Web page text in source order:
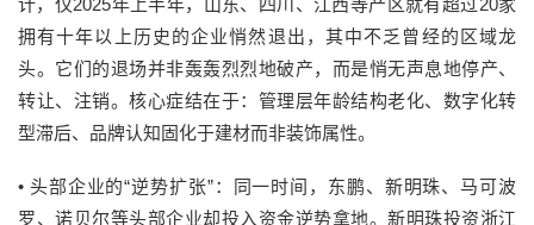
计，仅2025年上半年，山东、四川、江西等产区就有超过20家
拥有十年以上历史的企业悄然退出，其中不乏曾经的区域龙
头。它们的退场并非轰轰烈烈地破产，而是悄无声息地停产、
转让、注销。核心症结在于：管理层年龄结构老化、数字化转
型滞后、品牌认知固化于建材而非装饰属性。
• 头部企业的“逆势扩张”：
同一时间，东鹏、新明珠、马可波
罗、诺贝尔等头部企业却投入资金逆势拿地。新明珠投资浙江